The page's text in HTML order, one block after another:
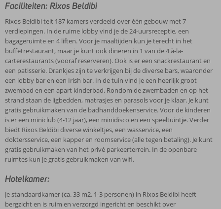
Faciliteiten: Rixos Beldibi
Rixos Beldibi telt 187 kamers verdeeld over één gebouw met 7
verdiepingen. In de ruime lobby vind je de 24-uursreceptie, een
bagageruimte en 4 liften. Voor je maaltijden kun je terecht in het
buffetrestaurant, maar je kunt ook dineren in 1 van de 4 à-la-
carterestaurants (vooraf reserveren). Ook is er een snackrestaurant en
een patisserie. Drankjes zijn te verkrijgen bij de diverse bars, waaronder
een lobby bar en een Irish bar. In de tuin vind je een heerlijk groot
zwembad en een apart kinderbad. Rondom de zwembaden en op het
strand staan de ligbedden, matrasjes en parasols voor je klaar. Je kunt
gratis gebruikmaken van de badhanddoekenservice. Voor de kinderen
is er een miniclub (4-12 jaar), een minidisco en een speeltuintje. Verder
biedt Rixos Beldibi diverse winkeltjes, een wasservice, een
doktersservice, een kapper en roomservice (alle tegen betaling). Je kunt
gratis gebruikmaken van het privé parkeerterrein. In de openbare
ruimtes kun je gratis gebruikmaken van wifi.
Hotelkamer:
Je standaardkamer (ca. 33 m2, 1-3 personen) in Rixos Beldibi heeft
bergzicht en is ruim en verzorgd ingericht en beschikt over